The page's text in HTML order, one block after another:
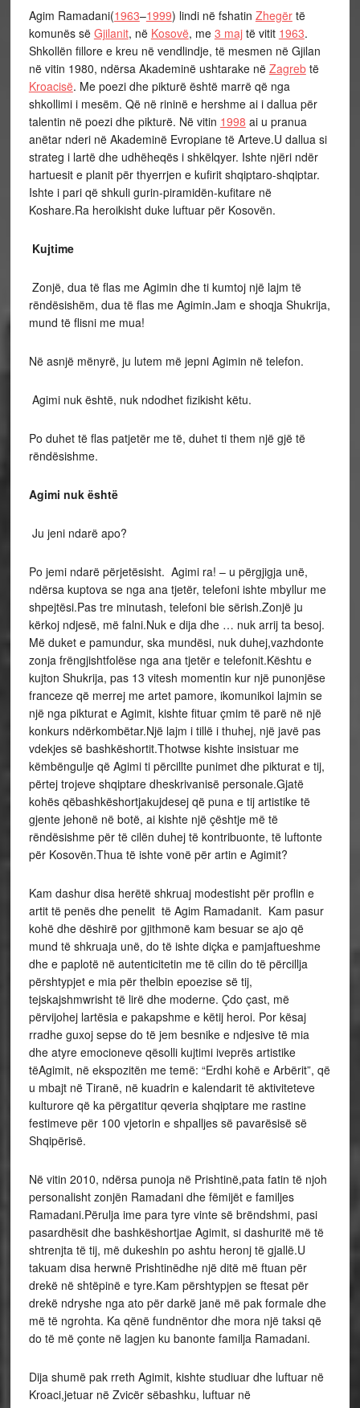
Agim Ramadani(1963–1999) lindi në fshatin Zhegërtë
komunës së Gjilanit, në Kosovë, me 3 majtë vitit 1963.
Shkollën fillore e kreu në vendlindje, të mesmen në Gjilan
në vitin 1980, ndërsa Akademinë ushtarake në Zagrebtë
Kroacisë. Me poezi dhe pikturë është marrë që nga
shkollimi i mesëm. Që në rininë e hershme ai i dallua për
talentin në poezi dhe pikturë. Në vitin 1998 ai u pranua
anëtar nderi në Akademinë Evropiane të Arteve.U dallua si
strateg i lartë dhe udhëheqës i shkëlqyer. Ishte njëri ndër
hartuesit e planit për thyerrjen e kufirit shqiptaro-shqiptar.
Ishte i pari që shkuli gurin-piramidën-kufitare në
Koshare.Ra heroikisht duke luftuar për Kosovën.
Kujtime
Zonjë, dua të flas me Agimin dhe ti kumtoj një lajm të
rëndësishëm, dua të flas me Agimin.Jam e shoqja Shukrija,
mund të flisni me mua!
Në asnjë mënyrë, ju lutem më jepni Agimin në telefon.
Agimi nuk është, nuk ndodhet fizikisht këtu.
Po duhet të flas patjetër me të, duhet ti them një gjë të
rëndësishme.
Agimi nuk është
Ju jeni ndarë apo?
Po jemi ndarë përjetësisht. Agimi ra! – u përgjigja unë,
ndërsa kuptova se nga ana tjetër, telefoni ishte mbyllur me
shpejtësi.Pas tre minutash, telefoni bie sërish.Zonjë ju
kërkoj ndjesë, më falni.Nuk e dija dhe … nuk arrij ta besoj.
Më duket e pamundur, ska mundësi, nuk duhej,vazhdonte
zonja frëngjishtfolëse nga ana tjetër e telefonit.Kështu e
kujton Shukrija, pas 13 vitesh momentin kur një punonjëse
franceze që merrej me artet pamore, ikomunikoi lajmin se
një nga pikturat e Agimit, kishte fituar çmim të parë në një
konkurs ndërkombëtar.Një lajm i tillë i thuhej, një javë pas
vdekjes së bashkëshortit.Thotwse kishte insistuar me
këmbëngulje që Agimi ti përcillte punimet dhe pikturat e tij,
përtej trojeve shqiptare dheskrivanisë personale.Gjatë
kohës qëbashkëshortjakujdesej që puna e tij artistike të
gjente jehonë në botë, ai kishte një çështje më të
rëndësishme për të cilën duhej të kontribuonte, të luftonte
për Kosovën.Thua të ishte vonë për artin e Agimit?
Kam dashur disa herëtë shkruaj modestisht për proflin e
artit të penës dhe penelit të Agim Ramadanit. Kam pasur
kohë dhe dëshirë por gjithmonë kam besuar se ajo që
mund të shkruaja unë, do të ishte diçka e pamjaftueshme
dhe e paplotë në autenticitetin me të cilin do të përcillja
përshtypjet e mia për thelbin epoezise së tij,
tejskajshmwrisht të lirë dhe moderne. Çdo çast, më
përvijohej lartësia e pakapshme e këtij heroi. Por kësaj
rradhe guxoj sepse do të jem besnike e ndjesive të mia
dhe atyre emocioneve qësolli kujtimi iveprës artistike
tëAgimit, në ekspozitën me temë: “Erdhi kohë e Arbërit”, që
u mbajt në Tiranë, në kuadrin e kalendarit të aktiviteteve
kulturore që ka përgatitur qeveria shqiptare me rastine
festimeve për 100 vjetorin e shpalljes së pavarësisë së
Shqipërisë.
Në vitin 2010, ndërsa punoja në Prishtinë,pata fatin të njoh
personalisht zonjën Ramadani dhe fëmijët e familjes
Ramadani.Përulja ime para tyre vinte së brëndshmi, pasi
pasardhësit dhe bashkëshortjae Agimit, si dashuritë më të
shtrenjta të tij, më dukeshin po ashtu heronj të gjallë.U
takuam disa herwnë Prishtinëdhe një ditë më ftuan për
drekë në shtëpinë e tyre.Kam përshtypjen se ftesat për
drekë ndryshe nga ato për darkë janë më pak formale dhe
më të ngrohta. Ka qënë fundnëntor dhe mora një taksi që
do të më çonte në lagjen ku banonte familja Ramadani.
Dija shumë pak rreth Agimit, kishte studiuar dhe luftuar në
Kroaci,jetuar në Zvicër sëbashku, luftuar në